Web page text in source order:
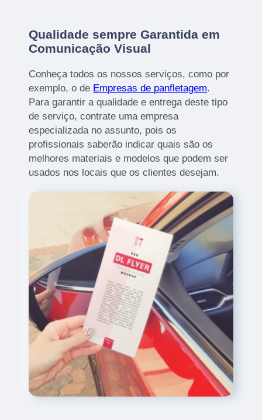
Qualidade sempre Garantida em
Comunicação Visual
Conheça todos os nossos serviços, como por
exemplo, o de Empresas de panfletagem.
Para garantir a qualidade e entrega deste tipo
de serviço, contrate uma empresa
especializada no assunto, pois os
profissionais saberão indicar quais são os
melhores materiais e modelos que podem ser
usados nos locais que os clientes desejam.